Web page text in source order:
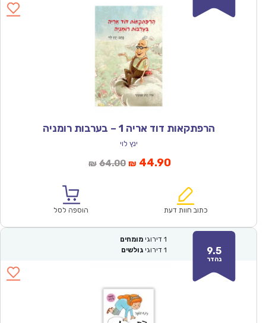
הרפתקאות דוד אריה 1 – בערבות רומניה
ינץ לוי
₪ 64.00המחיר
₪64.00.
₪ 44.90המחיר
הוא:
כתוב חוות דעת הוספה לסל
9.5
נהדר
1 דירוגי מומחים
1 דירוגי גולשים